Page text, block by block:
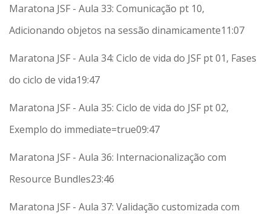
Maratona JSF - Aula 33: Comunicação pt 10,
Adicionando objetos na sessão dinamicamente11:07
Maratona JSF - Aula 34: Ciclo de vida do JSF pt 01, Fases
do ciclo de vida19:47
Maratona JSF - Aula 35: Ciclo de vida do JSF pt 02,
Exemplo do immediate=true09:47
Maratona JSF - Aula 36: Internacionalização com
Resource Bundles23:46
Maratona JSF - Aula 37: Validação customizada com